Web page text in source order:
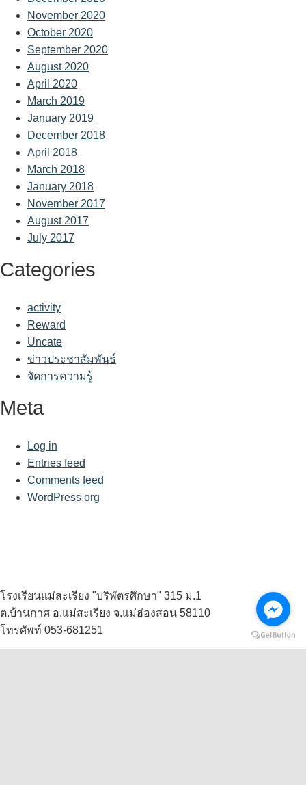
November 2020
October 2020
September 2020
August 2020
April 2020
March 2019
January 2019
December 2018
April 2018
March 2018
January 2018
November 2017
August 2017
July 2017
Categories
activity
Reward
Uncate
ข่าวประชาสัมพันธ์
จัดการความรู้
Meta
Log in
Entries feed
Comments feed
WordPress.org
โรงเรียนแม่สะเรียง "บริพัตรศึกษา" 315 ม.1
ต.บ้านกาศ อ.แม่สะเรียง จ.แม่ฮ่องสอน 58110
โทรศัพท์ 053-681251